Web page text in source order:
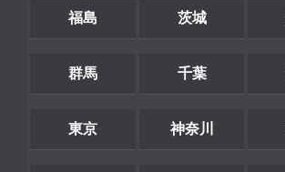
福島 茨城
群馬 千葉
東京 神奈川